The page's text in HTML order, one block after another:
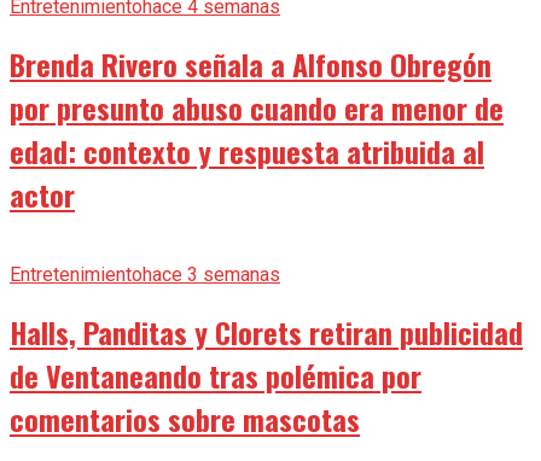
Entretenimientohace 4 semanas
Brenda Rivero señala a Alfonso Obregón
por presunto abuso cuando era menor de
edad: contexto y respuesta atribuida al
actor
Entretenimientohace 3 semanas
Halls, Panditas y Clorets retiran publicidad
de Ventaneando tras polémica por
comentarios sobre mascotas